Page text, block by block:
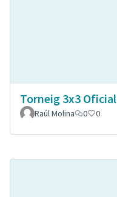
Torneig 3x3 Oficial
Raúl Molina 0 0